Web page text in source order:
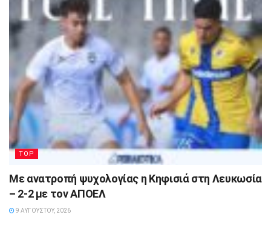
TOP
Με ανατροπή ψυχολογίας η Κηφισιά στη Λευκωσία
– 2-2 με τον ΑΠΟΕΛ
9 ΑΥΓΟΎΣΤΟΥ, 2026